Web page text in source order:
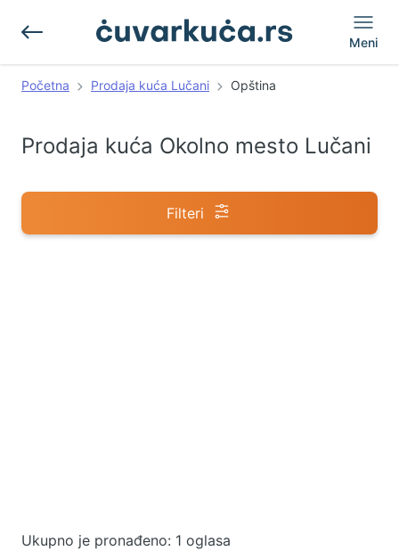
Meni
Početna Prodaja kuća Lučani Opština
Prodaja kuća Okolno mesto Lučani
Filteri
Ukupno je pronađeno: 1 oglasa